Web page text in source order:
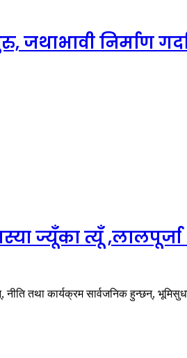
जथाभावी निर्माण
ज्यूँका त्यूँ ,लालपूर्जा
तथा कार्यक्रम सार्वजनिक हुन्छन्,